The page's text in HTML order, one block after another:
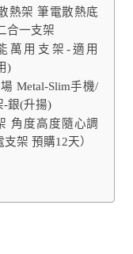
熱架 筆電散熱底
合一支架
萬用支架-適用
)
Metal-Slim手機/
-銀(升揚)
角度高度隨心調
架 預購12天）